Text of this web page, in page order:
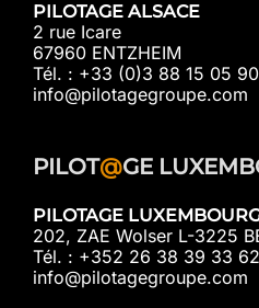
PILOTAGE ALSACE
2 rue Icare
67960 ENTZHEIM
Tél. : +33 (0)3 88 15 05 90
info@pilotagegroupe.com
PILOT@GE
PILOTAGE
202, ZAE Wolser L-3225
Tél. : +352 26 38 39 33 62
info@pilotagegroupe.com